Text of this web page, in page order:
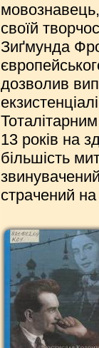
своїй
Зиґмунда
дозволив
13 років на
більшість
страчений